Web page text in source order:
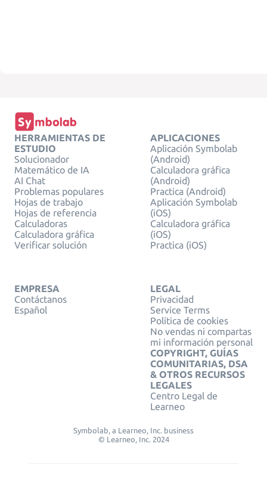
HERRAMIENTAS DE
ESTUDIO
Solucionador
Matemático de IA
AI Chat
Problemas populares
Hojas de trabajo
Hojas de referencia
Calculadoras
Calculadora gráfica
Verificar solución
APLICACIONES
Aplicación Symbolab
(Android)
Calculadora gráfica
(Android)
Practica (Android)
Aplicación Symbolab
(iOS)
Calculadora gráfica
(iOS)
Practica (iOS)
EMPRESA
Contáctanos
Español
LEGAL
Privacidad
Service Terms
Política de cookies
No vendas ni compartas
mi información personal
COPYRIGHT, GUÍAS
COMUNITARIAS, DSA
& OTROS RECURSOS
LEGALES
Centro Legal de
Learneo
Symbolab, a Learneo, Inc. business
© Learneo, Inc. 2024